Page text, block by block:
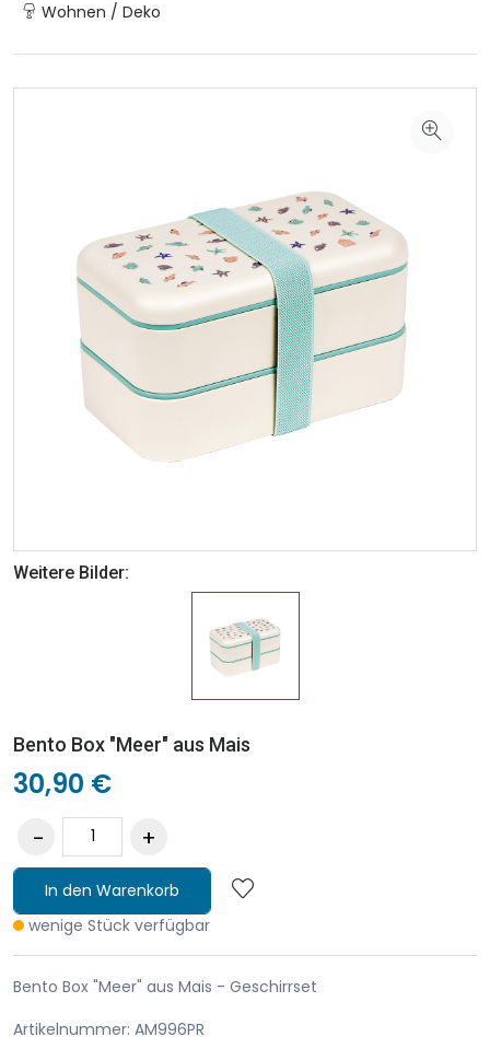
Wohnen / Deko
Weitere Bilder:
Bento Box "Meer" aus Mais
30,90 €
In den Warenkorb
wenige Stück verfügbar
Bento Box "Meer" aus Mais - Geschirrset
Artikelnummer: AM996PR